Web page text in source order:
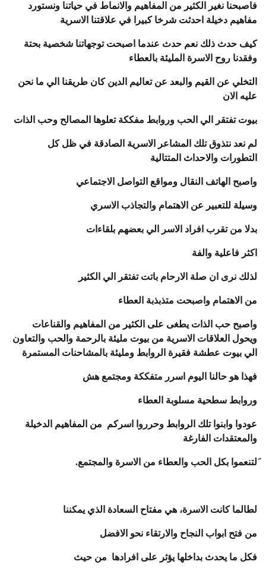
فاصبحنا نغير الكثير من المفاهيم والانماط في حياتنا ونستورد
مفاهيم دخيلة احدثت شرخا كبيرا في علاقتنا الاسرية
كيف حدث ذلك نعم حدث عندما اصبحت توجهاتنا شخصية بحتة
وفقدنا روح الاسرة المليئة بالعطاء
التخلي عن القيم والبعد عن تعاليم الدين كان طريقنا الي ما نحن
عليه الان
بيوت تفتقر الي الحب وروابط مفككة تعلوها المصالح وحب الذات
لم نعد نتذوق تلك المشاعر الاسرية الصادقة في ظل كل
التطورات والاحداث المتتالية
واصبح الهاتف النقال ومواقع التواصل الاجتماعي
وسيلة للتعبير عن الاهتمام والتجاذب الاسري
بدلا من تقرب افراد الاسر الي بعضهم بلقاءات
اكثر فاعلية والفة
لذلك نرى ان صلة الارحام باتت تفتقر الي الكثير
من الاهتمام واصبحت متذبذبة العطاء
واصبح حب الذات يطغى على الكثير من المفاهيم والقناعات
ويحول العلاقات الاسرية من بيوت مليئة بالرحمة والحب والتعاون
الي بيوت عطشة فقيرة الروابط ومليئة بالمشاحنات المستمرة
فهذا هو حالنا اليوم اسرر متفككة ومجتمع هش
وروابط سطحية مسلوبة العطاء
عودوا وابنوا تلك الروابط وحرروا اسركم من المفاهيم الدخيلة
والمعتقدات الفارغة
َلتنعموا بكل الحب والعطاء من الاسرة والمجتمع.
لطالما كانت الاسرة، هي مفتاح السعادة الذي يمكننا
من فتح ابواب النجاح والارتقاء نحو الافضل
فكل ما يحدث بداخلها يؤثر على افرادها من حيث